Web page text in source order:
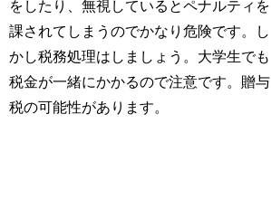
をしたり、無視しているとペナルティを
課されてしまうのでかなり危険です。し
かし税務処理はしましょう。大学生でも
税金が一緒にかかるので注意です。贈与
税の可能性があります。